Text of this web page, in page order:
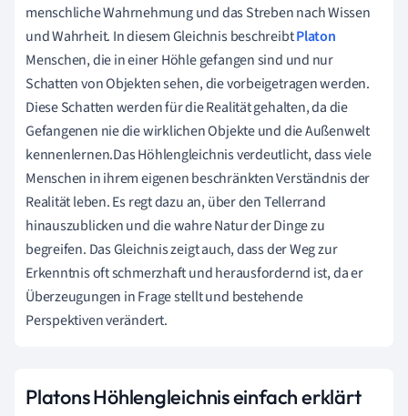
menschliche Wahrnehmung und das Streben nach Wissen
und Wahrheit. In diesem Gleichnis beschreibtPlaton
Menschen, die in einer Höhle gefangen sind und nur
Schatten von Objekten sehen, die vorbeigetragen werden.
Diese Schatten werden für die Realität gehalten, da die
Gefangenen nie die wirklichen Objekte und die Außenwelt
kennenlernen.Das Höhlengleichnis verdeutlicht, dass viele
Menschen in ihrem eigenen beschränkten Verständnis der
Realität leben. Es regt dazu an, über den Tellerrand
hinauszublicken und die wahre Natur der Dinge zu
begreifen. Das Gleichnis zeigt auch, dass der Weg zur
Erkenntnis oft schmerzhaft und herausfordernd ist, da er
Überzeugungen in Frage stellt und bestehende
Perspektiven verändert.
Platons Höhlengleichnis einfach erklärt